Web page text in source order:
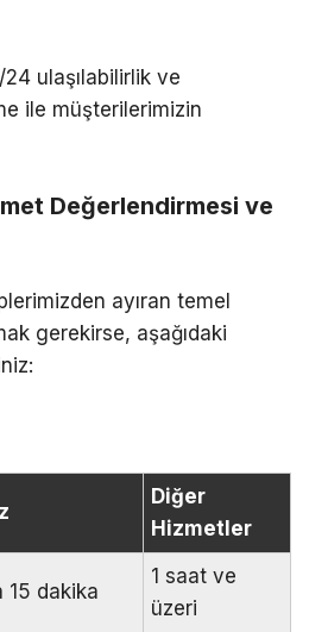
24 ulaşılabilirlik ve
ile müşterilerimizin
Değerlendirmesi ve
ayıran temel
gerekirse, aşağıdaki
Diğer
Hizmetler
15 dakika
1 saat ve
üzeri